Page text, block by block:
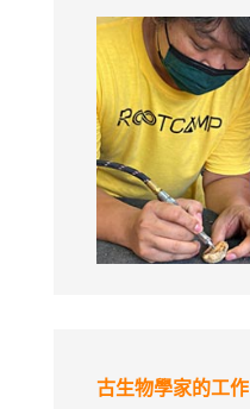
古生物學家的工作